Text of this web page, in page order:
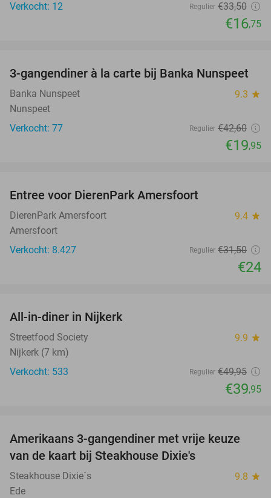
Verkocht: 12
Regulier €33,50
€16,75
53%
NEW
TODAY
3-gangendiner à la carte bij Banka Nunspeet
Banka Nunspeet 9.3 star
Nunspeet
Verkocht: 77
Regulier €42,60
€19,95
Entree voor DierenPark Amersfoort
DierenPark Amersfoort 9.4 star
Amersfoort
Verkocht: 8.427
Regulier €31,50
€24
All-in-diner in Nijkerk
Streetfood Society 9.9 star
Nijkerk (7 km)
Verkocht: 533
Regulier €49,95
€39,95
15%
TODAY
Amerikaans 3-gangendiner met vrije keuze
van de kaart bij Steakhouse Dixie's
Steakhouse Dixie´s 9.8 star
Ede